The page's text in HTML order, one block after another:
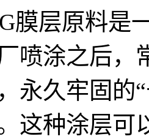
膜层原料是
喷涂之后，
永久牢固的
这种涂层可